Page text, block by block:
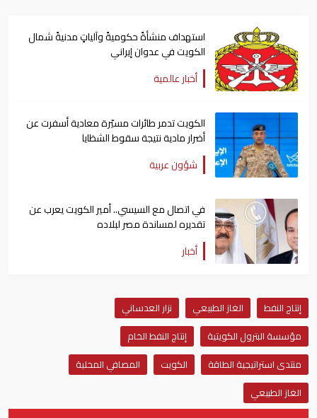
استهداف منشأةً حكوميةً وآلياتٍ مدنيةً شمال
الكويت في عدوان إيراني
أخبار عالمية
الكويت تدمر طائرات مسيّرة معادية أسفرت عن
أضرار مادية نتيجة سقوط الشظايا
شؤون عربية
في اتصال مع السيسي.. أمير الكويت يعرب عن
تقديره لمساندة مصر لبلاده
أخبار
إنتاج النفط الغاز الطبيعي
نزار العدساني
مؤسسة البترول الكويتية
إنتاج النفط الخام
منتدى استراتيجية الطاقة
الكويت
المصافي المحلية
الغاز الطبيعي